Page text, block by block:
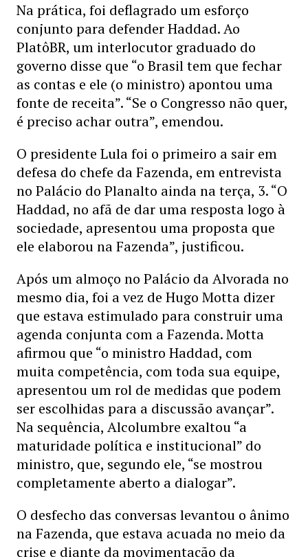
Na prática, foi deflagrado um esforço
conjunto para defender Haddad. Ao
PlatôBR, um interlocutor graduado do
governo disse que “o Brasil tem que fechar
as contas e ele (o ministro) apontou uma
fonte de receita”. “Se o Congresso não quer,
é preciso achar outra”, emendou.
O presidente Lula foi o primeiro a sair em
defesa do chefe da Fazenda, em entrevista
no Palácio do Planalto ainda na terça, 3. “O
Haddad, no afã de dar uma resposta logo à
sociedade, apresentou uma proposta que
ele elaborou na Fazenda”, justificou.
Após um almoço no Palácio da Alvorada no
mesmo dia, foi a vez de Hugo Motta dizer
que estava estimulado para construir uma
agenda conjunta com a Fazenda. Motta
afirmou que “o ministro Haddad, com
muita competência, com toda sua equipe,
apresentou um rol de medidas que podem
ser escolhidas para a discussão avançar”.
Na sequência, Alcolumbre exaltou “a
maturidade política e institucional” do
ministro, que, segundo ele, “se mostrou
completamente aberto a dialogar”.
O desfecho das conversas levantou o ânimo
na Fazenda, que estava acuada no meio da
crise e diante da movimentação da